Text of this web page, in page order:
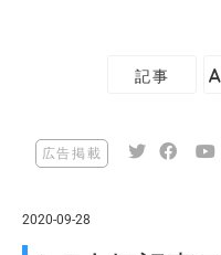
記事
広告掲載
2020-09-28